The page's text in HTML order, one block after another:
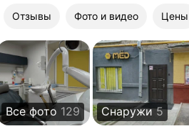
Отзывы Фото и видео Цены
Все фото 129 Снаружи5